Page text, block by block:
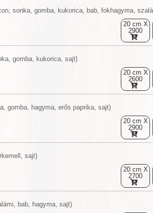
sonka, gomba, kukorica, bab, fokhagyma,
20 cm X
2900
gomba, kukorica, sajt)
20 cm X
2600
gomba, hagyma, erős paprika, sajt)
20 cm X
2900
sajt)
20 cm X
2700
bab, hagyma, sajt)